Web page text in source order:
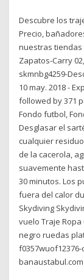
Descubre los
Precio,
nuestras tiendas
Zapatos-Carry
skmnbg4259-
10 may. 2018 -
followed by 371
Fondo futbol,
Desglasar el
cualquier
de la cacerola,
suavemente
30 minutos. Los
fuera del calor
Skydiving
vuelo Traje
negro ruedas
banaustabul.com